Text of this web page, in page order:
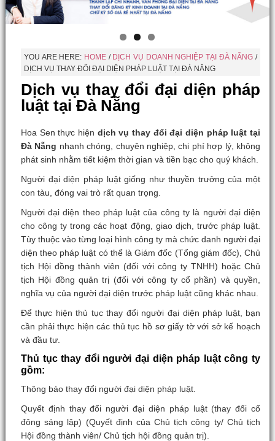
YOU ARE HERE: HOME / DỊCH VỤ DOANH NGHIỆP TẠI ĐÀ NẴNG /
DỊCH VỤ THAY ĐỔI ĐẠI DIỆN PHÁP LUẬT TẠI ĐÀ NẴNG
Dịch vụ thay đổi đại diện pháp
luật tại Đà Nẵng
Hoa Sen thực hiện dịch vụ thay đổi đại diện pháp luật tại
Đà Nẵng nhanh chóng, chuyên nghiệp, chi phí hợp lý, không
phát sinh nhằm tiết kiệm thời gian và tiền bạc cho quý khách.
Người đại diện pháp luật giống như thuyền trưởng của một
con tàu, đóng vai trò rất quan trọng.
Người đại diện theo pháp luật của công ty là người đại diện
cho công ty trong các hoạt động, giao dịch, trước pháp luật.
Tùy thuộc vào từng loại hình công ty mà chức danh người đại
diện theo pháp luật có thể là Giám đốc (Tổng giám đốc), Chủ
tịch Hội đồng thành viên (đối với công ty TNHH) hoặc Chủ
tịch Hội đồng quản trị (đối với công ty cổ phần) và quyền,
nghĩa vụ của người đại diện trước pháp luật cũng khác nhau.
Để thực hiện thủ tục thay đổi người đại diện pháp luật, bạn
cần phải thực hiện các thủ tục hồ sơ giấy tờ với sở kế hoạch
và đầu tư.
Thủ tục thay đổi người đại diện pháp luật công ty
gồm:
Thông báo thay đổi người đại diện pháp luật.
Quyết định thay đổi người đại diện pháp luật (thay đổi cổ
đông sáng lập) (Quyết định của Chủ tịch công ty/ Chủ tịch
Hội đồng thành viên/ Chủ tịch hội đồng quản trị).